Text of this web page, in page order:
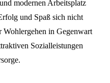
modernen Arbeitsplatz
und Spaß sich nicht
Wohlergehen in Gegenwart
Sozialleistungen